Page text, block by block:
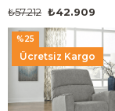
₺42.909
₺57.212
Ücretsiz Kargo
%25